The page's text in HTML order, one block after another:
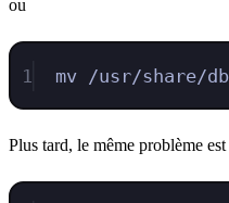
ou
1 mv /usr/share/
Plus tard, le même problème